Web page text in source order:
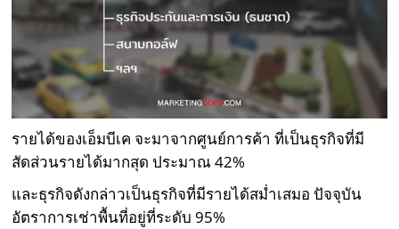
รายได้ของเอ็มบีเค จะมาจากศูนย์การค้า ที่เป็นธุรกิจที่มี
สัดส่วนรายได้มากสุด ประมาณ 42%
และธุรกิจดังกล่าวเป็นธุรกิจที่มีรายได้สม่ำเสมอ ปัจจุบัน
อัตราการเช่าพื้นที่อยู่ที่ระดับ 95%